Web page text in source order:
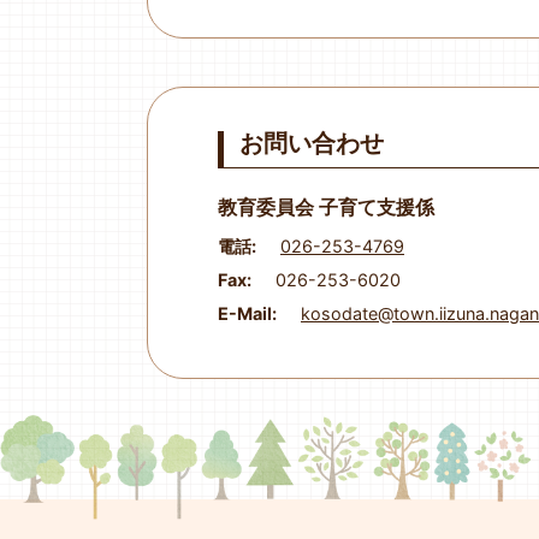
お問い合わせ
教育委員会 子育て支援係
電話:
026-253-4769
Fax:
026-253-6020
E-Mail: